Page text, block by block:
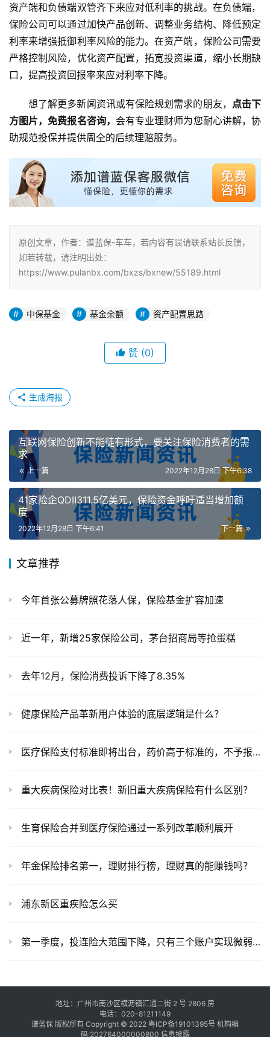
资产端和负债端双管齐下来应对低利率的挑战。在负债端，
保险公司可以通过加快产品创新、调整业务结构、降低预定
利率来增强抵御利率风险的能力。在资产端，保险公司需要
严格控制风险，优化资产配置，拓宽投资渠道，缩小长期缺
口，提高投资回报率来应对利率下降。
想了解更多新闻资讯或有保险规划需求的朋友， 点击下
方图片，免费报名咨询， 会有专业理财师为您耐心讲解，协
助规范投保并提供周全的后续理赔服务。
原创文章，作者：谱蓝保-车车，若内容有误请联系站长反馈，
如若转载，请注明出处：
https://www.pulanbx.com/bxzs/bxnew/55189.html
中保基金 基金余额 资产配置思路
赞 (0)
生成海报
互联网保险创新不能徒有形式，要关注保险消费者的需
求
上一篇 2022年12月28日 下午6:38
41家险企QDII311.5亿美元，保险资金呼吁适当增加额
度
下一篇
2022年12月28日 下午6:41
文章推荐
今年首张公募牌照花落人保，保险基金扩容加速
近一年，新增25家保险公司，茅台招商局等抢蛋糕
去年12月，保险消费投诉下降了8.35%
健康保险产品革新用户体验的底层逻辑是什么？
医疗保险支付标准即将出台，药价高于标准的，不予报销
重大疾病保险对比表！新旧重大疾病保险有什么区别？
生育保险合并到医疗保险通过一系列改革顺利展开
年金保险排名第一，理财排行榜，理财真的能赚钱吗？
浦东新区重疾险怎么买
第一季度，投连险大范围下降，只有三个账户实现微弱正收益
地址：广州市南沙区横沥镇汇通二街 2 号 2806 房
电话：020-81211149
谱蓝保 版权所有 Copyright © 2022 粤ICP备19101395号 机构编
码:202764000000800 信息披露